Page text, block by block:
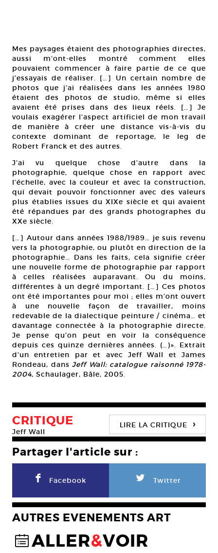
Mes paysages étaient des photographies directes,
aussi m’ont-elles montré comment elles
pouvaient commencer à faire partie de ce que
j’essayais de réaliser. […] Un certain nombre de
photos que j’ai réalisées dans les années 1980
étaient des photos de studio, même si elles
avaient été prises dans des lieux réels. […] Je
voulais exagérer l’aspect artificiel de mon travail
de manière à créer une distance vis-à-vis du
contexte dominant de reportage, le leg de
Robert Franck et des autres.
J’ai vu quelque chose d’autre dans la
photographie, quelque chose en rapport avec
l’échelle, avec la couleur et avec la construction,
qui devait pouvoir fonctionner avec des valeurs
plus établies issues du XIXe siècle et qui avaient
été répandues par des grands photographes du
XXe siècle.
[…] Autour dans années 1988/1989… je suis revenu
vers la photographie, ou plutôt en direction de la
photographie… Dans les faits, cela signifie créer
une nouvelle forme de photographie par rapport
à celles réalisées auparavant. Ou du moins,
différentes à un degré important. […] Ces photos
ont été importantes pour moi ; elles m’ont ouvert
à une nouvelle façon de travailler, moins
redevable de la dialectique peinture / cinéma… et
davantage connectée à la photographie directe.
Je pense qu’on peut en voir la conséquence
depuis ces quinze dernières années. (…)». Extrait
d’un entretien par et avec Jeff Wall et James
Rondeau, dans Jeff Wall: catalogue raisonné 1978-
2004, Schaulager, Bâle, 2005.
CRITIQUE
Jeff Wall
LIRE LA CRITIQUE ›
Partager l'article sur :
F Facebook L Twitter
AUTRES EVENEMENTS ART
@ALLER&VOIR